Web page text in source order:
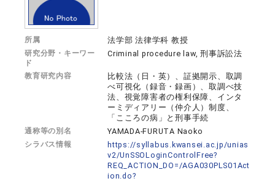
所属 法学部 法律学科 教授
研究分野・キーワー
ド
Criminal procedure law, 刑事訴訟法
教育研究内容
比較法（日・英）、証拠開示、取調
べ可視化（録音・録画）、取調べ技
法、視覚障害者の権利保障、インタ
ーミディアリー（仲介人）制度、
「こころの病」と刑事手続
通称等の別名 YAMADA-FURUTA Naoko
シラバス情報
https://syllabus.kwansei.ac.jp/unias
v2/UnSSOLoginControlFree?
REQ_ACTION_DO=/AGA030PLS01Act
ion.do?